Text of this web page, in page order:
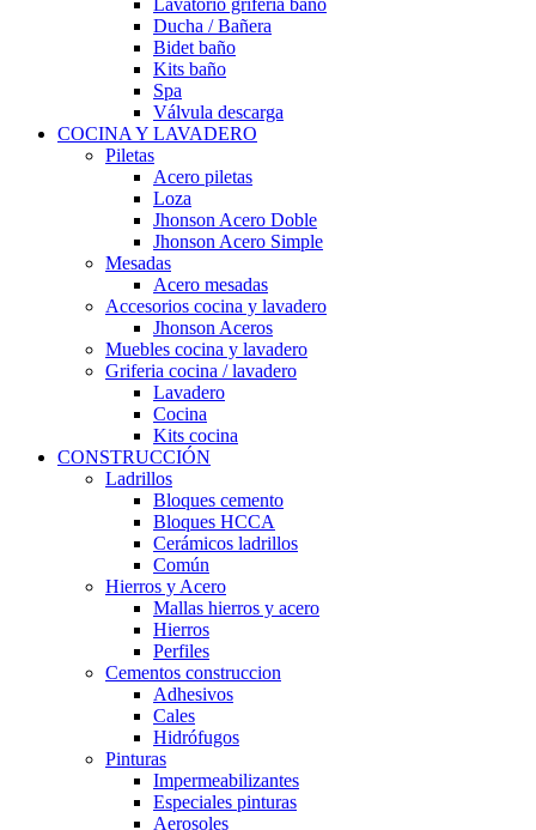
Ducha / Bañera
Bidet baño
Kits baño
Spa
Válvula descarga
COCINA Y LAVADERO
Piletas
Acero piletas
Loza
Jhonson Acero Doble
Jhonson Acero Simple
Mesadas
Acero mesadas
Accesorios cocina y lavadero
Jhonson Aceros
Muebles cocina y lavadero
Griferia cocina / lavadero
Lavadero
Cocina
Kits cocina
CONSTRUCCIÓN
Ladrillos
Bloques cemento
Bloques HCCA
Cerámicos ladrillos
Común
Hierros y Acero
Mallas hierros y acero
Hierros
Perfiles
Cementos construccion
Adhesivos
Cales
Hidrófugos
Pinturas
Impermeabilizantes
Especiales pinturas
Aerosoles